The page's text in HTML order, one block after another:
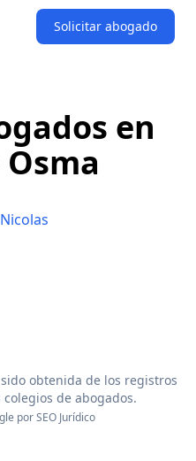
Solicitar abogado
en
obtenida de los registros
de abogados.
porSEO Jurídico